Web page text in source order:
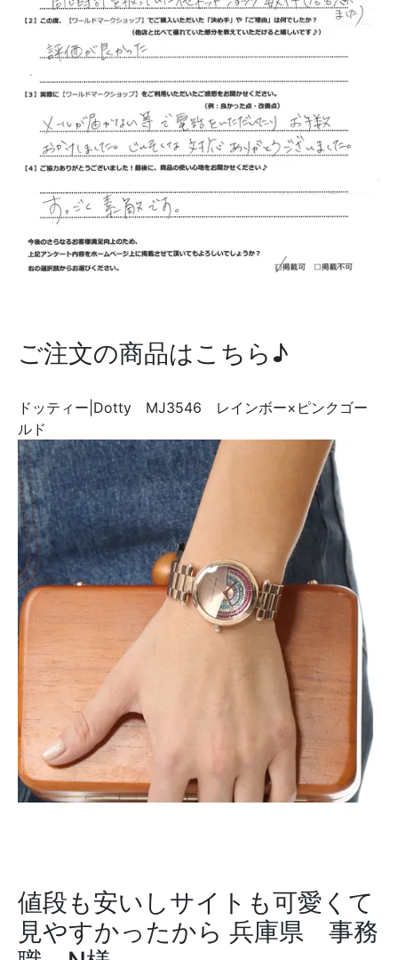
ご注文の商品はこちら♪
ドッティー|Dotty MJ3546 レインボー×ピンクゴー
ルド
値段も安いしサイトも可愛くて
見やすかったから 兵庫県 事務